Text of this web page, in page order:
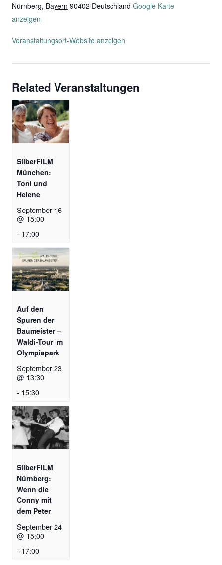
Nürnberg, Bayern 90402 Deutschland Google Karte
anzeigen
Veranstaltungsort-Website anzeigen
Related Veranstaltungen
SilberFILM
München:
Toni und
Helene
September 16
@ 15:00
- 17:00
Auf den
Spuren der
Baumeister –
Waldi-Tour im
Olympiapark
September 23
@ 13:30
- 15:30
SilberFILM
Nürnberg:
Wenn die
Conny mit
dem Peter
September 24
@ 15:00
- 17:00